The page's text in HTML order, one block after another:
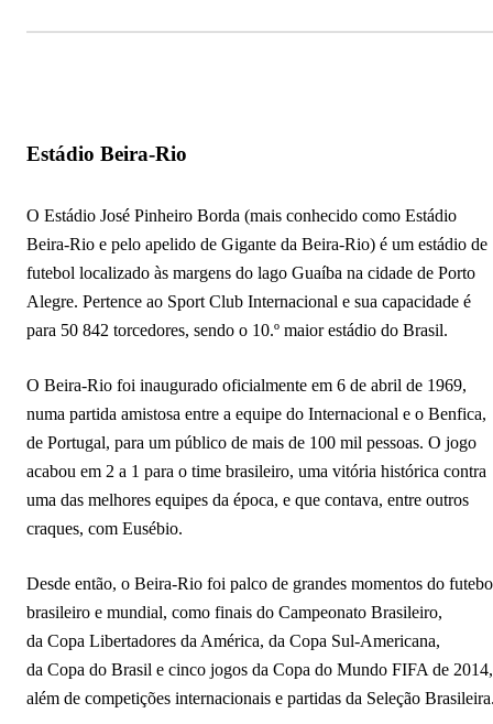
Estádio Beira-Rio
O Estádio José Pinheiro Borda (mais conhecido como Estádio
Beira-Rio e pelo apelido de Gigante da Beira-Rio) é um estádio de
futebol localizado às margens do lago Guaíba na cidade de Porto
Alegre. Pertence ao Sport Club Internacional e sua capacidade é
para 50 842 torcedores, sendo o 10.º maior estádio do Brasil.
O Beira-Rio foi inaugurado oficialmente em 6 de abril de 1969,
numa partida amistosa entre a equipe do Internacional e o Benfica,
de Portugal, para um público de mais de 100 mil pessoas. O jogo
acabou em 2 a 1 para o time brasileiro, uma vitória histórica contra
uma das melhores equipes da época, e que contava, entre outros
craques, com Eusébio.
Desde então, o Beira-Rio foi palco de grandes momentos do
brasileiro e mundial, como finais do Campeonato Brasileiro,
da Copa Libertadores da América, da Copa Sul-Americana,
da Copa do Brasil e cinco jogos da Copa do Mundo FIFA de 2014,
além de competições internacionais e partidas da Seleção